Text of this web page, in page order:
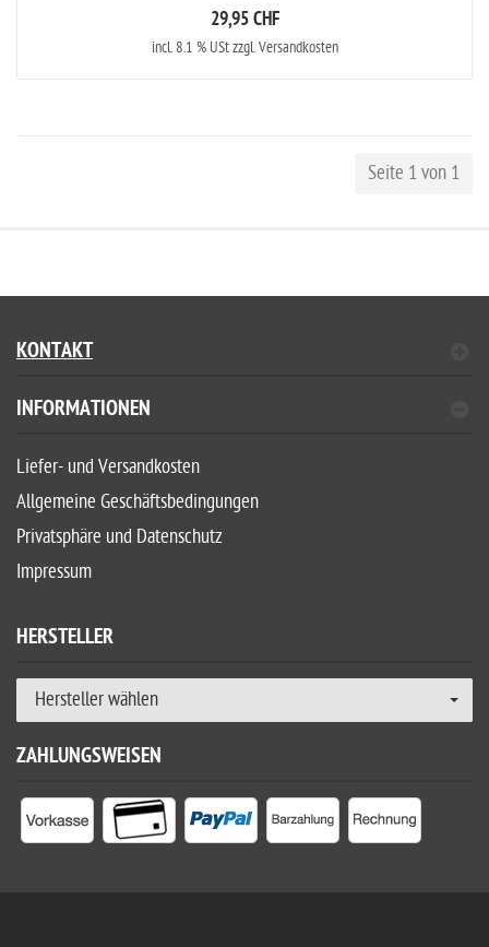
29,95 CHF
incl. 8.1 % USt zzgl. Versandkosten
Seite 1 von 1
KONTAKT
INFORMATIONEN
Liefer- und Versandkosten
Allgemeine Geschäftsbedingungen
Privatsphäre und Datenschutz
Impressum
HERSTELLER
Hersteller wählen
ZAHLUNGSWEISEN